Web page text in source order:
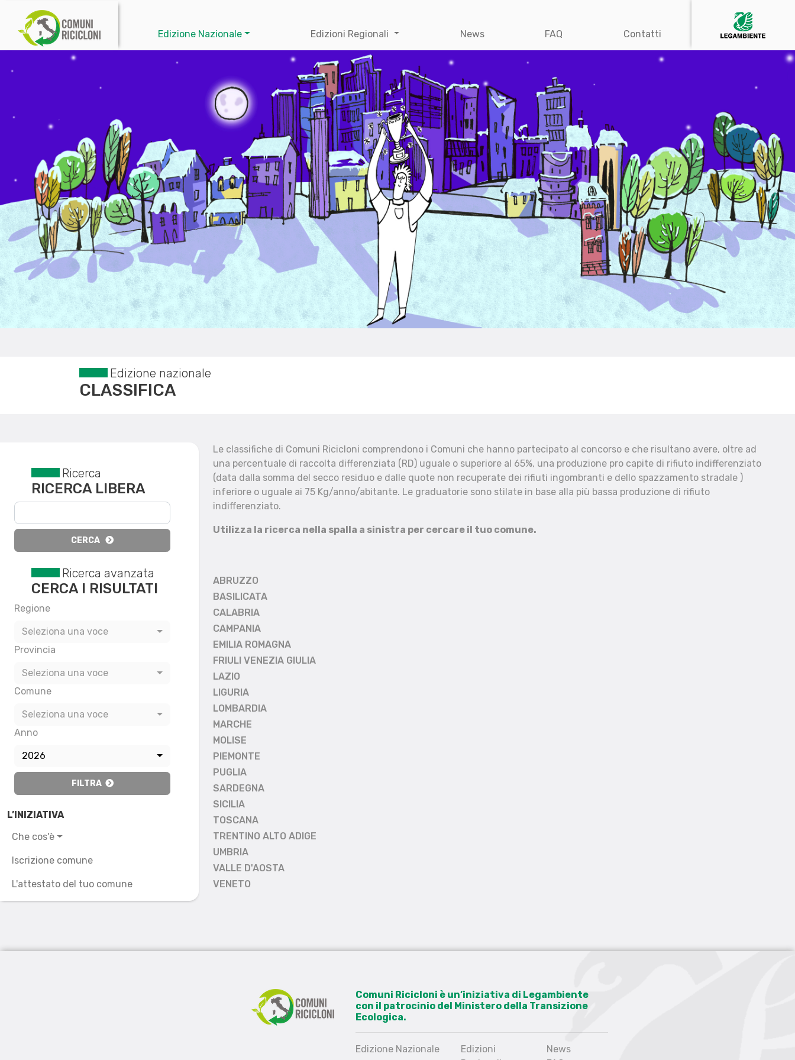
Edizione Nazionale Edizioni Regionali News FAQ Contatti
Edizione nazionale
CLASSIFICA
Reset filtri
Ricerca
RICERCA LIBERA
CERCA
Ricerca avanzata
CERCA I RISULTATI
Regione
Seleziona una voce
Provincia
Seleziona una voce
Comune
Seleziona una voce
Anno
2026
FILTRA
L’INIZIATIVA
Che cos'è
Iscrizione comune
L'attestato del tuo comune
Le classifiche di Comuni Ricicloni comprendono i Comuni che hanno partecipato al concorso e che risultano avere, oltre ad
una percentuale di raccolta differenziata (RD) uguale o superiore al 65%, una produzione pro capite di rifiuto indifferenziato
(data dalla somma del secco residuo e dalle quote non recuperate dei rifiuti ingombranti e dello spazzamento stradale )
inferiore o uguale ai 75 Kg/anno/abitante. Le graduatorie sono stilate in base alla più bassa produzione di rifiuto
indifferenziato.
Utilizza la ricerca nella spalla a sinistra per cercare il tuo comune.
ABRUZZO
BASILICATA
CALABRIA
CAMPANIA
EMILIA ROMAGNA
FRIULI VENEZIA GIULIA
LAZIO
LIGURIA
LOMBARDIA
MARCHE
MOLISE
PIEMONTE
PUGLIA
SARDEGNA
SICILIA
TOSCANA
TRENTINO ALTO ADIGE
UMBRIA
VALLE D'AOSTA
VENETO
Comuni Ricicloni è un’iniziativa di Legambiente
con il patrocinio del Ministero della Transizione
Ecologica.
Edizione Nazionale
Edizioni
News